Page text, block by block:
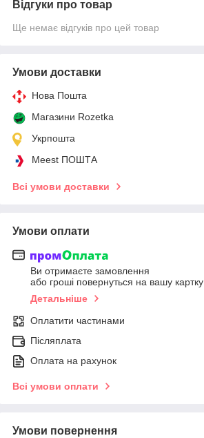
Відгуки про товар
Ще немає відгуків про цей товар
Умови доставки
Нова Пошта
Магазини Rozetka
Укрпошта
Meest ПОШТА
Всі умови доставки
Умови оплати
Ви отримаєте замовлення
або гроші повернуться на вашу картку
Детальніше
Оплатити частинами
Післяплата
Оплата на рахунок
Всі умови оплати
Умови повернення